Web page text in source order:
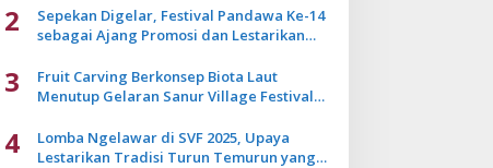
2
Sepekan Digelar, Festival Pandawa Ke-14
sebagai Ajang Promosi dan Lestarikan
3
Fruit Carving Berkonsep Biota Laut
Menutup Gelaran Sanur Village Festival
4
Lomba Ngelawar di SVF 2025, Upaya
Lestarikan Tradisi Turun Temurun yang